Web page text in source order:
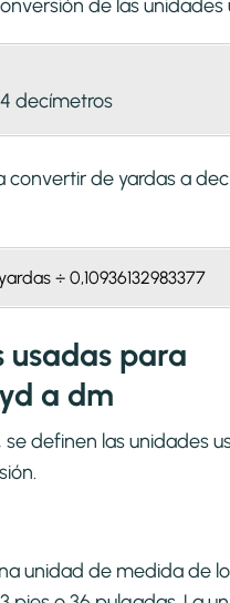
de las unidades
decímetros
convertir de yardas a
÷ 0,10936132983377
usadas para
a dm
definen las unidades
unidad de medida de